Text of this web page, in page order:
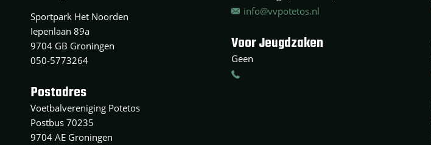
Sportpark Het Noorden
Iepenlaan 89a
9704 GB Groningen
050-5773264
Postadres
Voetbalvereniging Potetos
Postbus 70235
9704 AE Groningen
info@vvpotetos.nl
Voor Jeugdzaken
Geen